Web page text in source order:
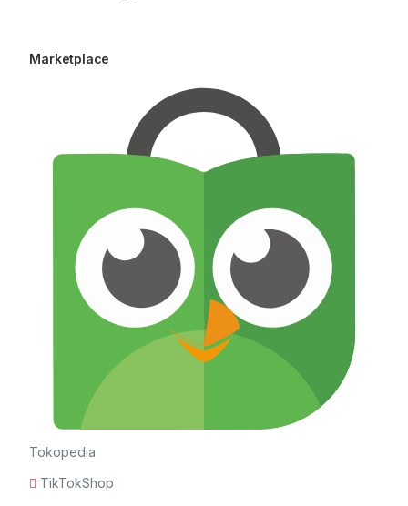
Marketplace
Tokopedia
TikTokShop